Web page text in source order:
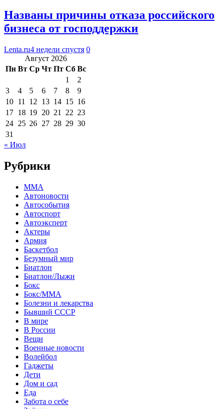
Названы причины отказа российского
бизнеса от господдержки
Lenta.ru4 недели спустя 0
Август 2026
Пн Вт Ср Чт Пт Сб Вс
1
2
3
4 5 6 7 8
9
10 11 12 13 14 15 16
17 18 19 20 21 22 23
24 25 26 27 28 29 30
31
« Июл
Рубрики
MMA
Автоновости
Автособытия
Автоспорт
Автоэксперт
Актеры
Армия
Баскетбол
Безумный мир
Биатлон
Биатлон/Лыжи
Бокс
Бокс/MMA
Болезни и лекарства
Бывший СССР
В мире
В России
Вещи
Военные новости
Волейбол
Гаджеты
Дети
Дом и сад
Еда
Забота о себе